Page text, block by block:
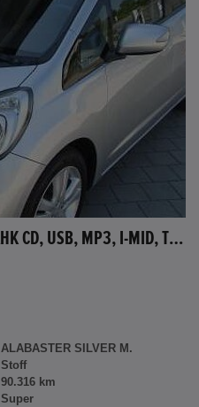
HONDA JAZZ 1.4 ELEGANCE, AHK CD, USB, MP3, I-MID, TEMPOMAT, AUX-IN
ALABASTER SILVER M.
Stoff
90.316 km
Super